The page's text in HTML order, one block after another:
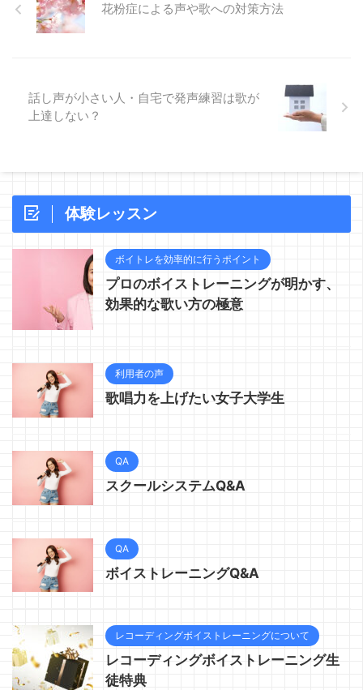
を使用して練習しないでくださ
い」と教えるようになりました。
イ ...
花粉症による声や歌への対策方法
話し声が小さい人・自宅で発声練習は歌が
上達しない？
体験レッスン
ボイトレを効率的に行うポイント
プロのボイストレーニングが明かす、
効果的な歌い方の極意
利用者の声
歌唱力を上げたい女子大学生
QA
スクールシステムQ&A
QA
ボイストレーニングQ&A
レコーディングボイストレーニングについて
レコーディングボイストレーニング生
徒特典